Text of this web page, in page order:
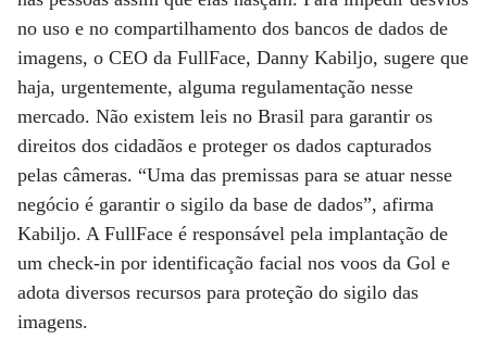
no uso e no compartilhamento dos bancos de dados de
imagens, o CEO da FullFace, Danny Kabiljo, sugere que
haja, urgentemente, alguma regulamentação nesse
mercado. Não existem leis no Brasil para garantir os
direitos dos cidadãos e proteger os dados capturados
pelas câmeras. “Uma das premissas para se atuar nesse
negócio é garantir o sigilo da base de dados”, afirma
Kabiljo. A FullFace é responsável pela implantação de
um check-in por identificação facial nos voos da Gol e
adota diversos recursos para proteção do sigilo das
imagens.